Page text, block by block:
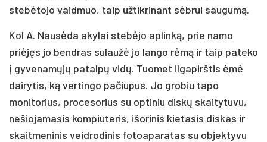
stebėtojo vaidmuo, taip užtikrinant sėbrui saugumą.
Kol A. Nausėda akylai stebėjo aplinką, prie namo
priėjęs jo bendras sulaužė jo lango rėmą ir taip pateko
į gyvenamųjų patalpų vidų. Tuomet ilgapirštis ėmė
dairytis, ką vertingo pačiupus. Jo grobiu tapo
monitorius, procesorius su optiniu diskų skaitytuvu,
nešiojamasis kompiuteris, išorinis kietasis diskas ir
skaitmeninis veidrodinis fotoaparatas su objektyvu